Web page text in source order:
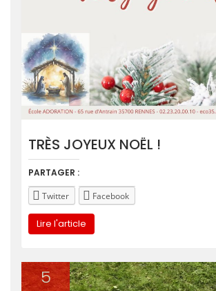
TRÈS JOYEUX NOËL !
PARTAGER :
Twitter
Facebook
Lire l'article
5